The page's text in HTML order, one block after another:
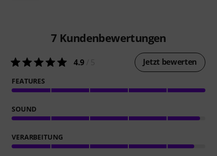
7 Kundenbewertungen
4.9 Jetzt bewerten
FEATURES
SOUND
VERARBEITUNG